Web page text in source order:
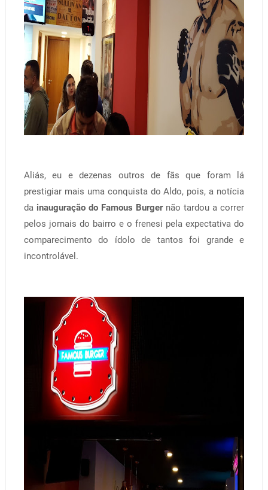
Aliás, eu e dezenas outros de fãs que foram lá
prestigiar mais uma conquista do Aldo, pois, a notícia
da inauguração do Famous Burgernão tardou a correr
pelos jornais do bairro e o frenesi pela expectativa do
comparecimento do ídolo de tantos foi grande e
incontrolável.